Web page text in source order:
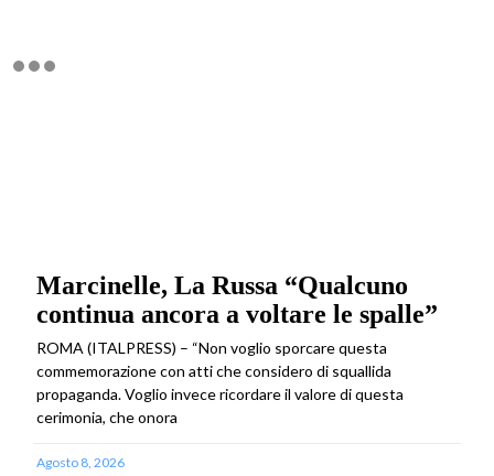
Marcinelle, La Russa “Qualcuno
continua ancora a voltare le spalle”
ROMA (ITALPRESS) – “Non voglio sporcare questa
commemorazione con atti che considero di squallida
propaganda. Voglio invece ricordare il valore di questa
cerimonia, che onora
Agosto 8, 2026